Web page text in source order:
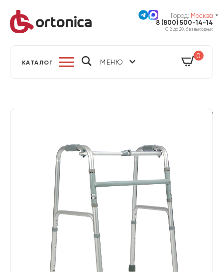
Город: Москва
8 (800) 500-14-14
С 8 до 20, без выходных
КАТАЛОГ МЕНЮ
0